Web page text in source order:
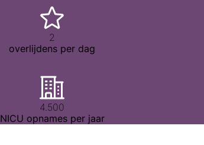
overlijdens per dag
2
NICU opnames per jaar
4.500